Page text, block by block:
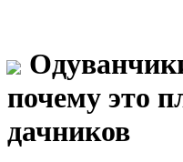
почему это
дачников